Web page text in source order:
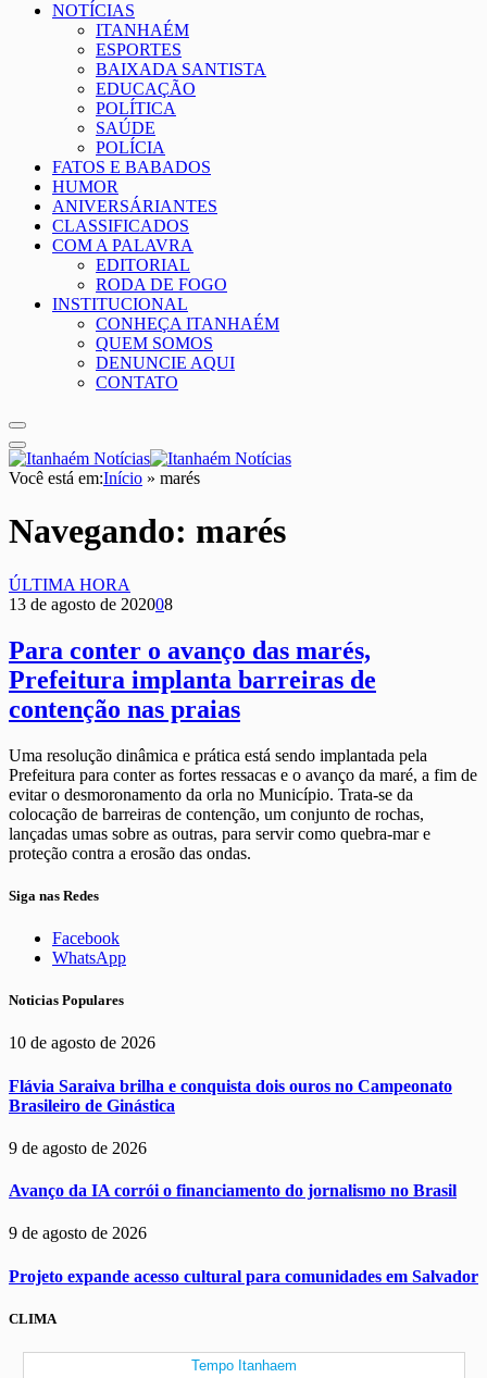
NOTÍCIAS
ITANHAÉM
ESPORTES
BAIXADA SANTISTA
EDUCAÇÃO
POLÍTICA
SAÚDE
POLÍCIA
FATOS E BABADOS
HUMOR
ANIVERSÁRIANTES
CLASSIFICADOS
COM A PALAVRA
EDITORIAL
RODA DE FOGO
INSTITUCIONAL
CONHEÇA ITANHAÉM
QUEM SOMOS
DENUNCIE AQUI
CONTATO
Você está em:Início » marés
Navegando: marés
ÚLTIMA HORA
13 de agosto de 202008
Para conter o avanço das marés,
Prefeitura implanta barreiras de
contenção nas praias
Uma resolução dinâmica e prática está sendo implantada pela
Prefeitura para conter as fortes ressacas e o avanço da maré, a fim de
evitar o desmoronamento da orla no Município. Trata-se da
colocação de barreiras de contenção, um conjunto de rochas,
lançadas umas sobre as outras, para servir como quebra-mar e
proteção contra a erosão das ondas.
Siga nas Redes
Facebook
WhatsApp
Noticias Populares
10 de agosto de 2026
Flávia Saraiva brilha e conquista dois ouros no Campeonato
Brasileiro de Ginástica
9 de agosto de 2026
Avanço da IA corrói o financiamento do jornalismo no Brasil
9 de agosto de 2026
Projeto expande acesso cultural para comunidades em Salvador
CLIMA